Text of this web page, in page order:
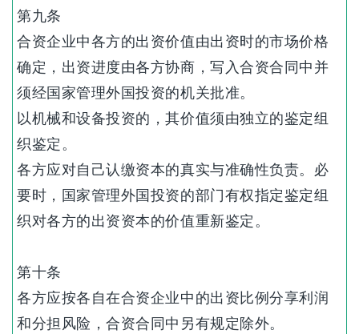
第九条
合资企业中各方的出资价值由出资时的市场价格
确定，出资进度由各方协商，写入合资合同中并
须经国家管理外国投资的机关批准。
以机械和设备投资的，其价值须由独立的鉴定组
织鉴定。
各方应对自己认缴资本的真实与准确性负责。必
要时，国家管理外国投资的部门有权指定鉴定组
织对各方的出资资本的价值重新鉴定。
第十条
各方应按各自在合资企业中的出资比例分享利润
和分担风险，合资合同中另有规定除外。